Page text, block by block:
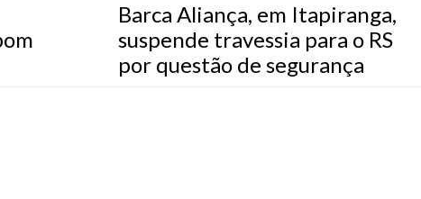
Barca Aliança, em Itapiranga,
suspende travessia para o RS
por questão de segurança